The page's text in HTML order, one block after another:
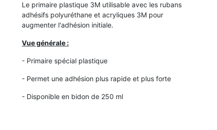
Le primaire plastique 3M utilisable avec les rubans
adhésifs polyuréthane et acryliques 3M pour
augmenter l'adhésion initiale.
Vue générale :
- Primaire spécial plastique
- Permet une adhésion plus rapide et plus forte
- Disponible en bidon de 250 ml